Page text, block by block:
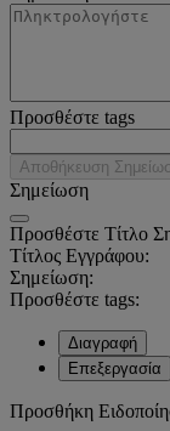
Προσθέστε tags
Αποθήκευση
Σημείωση
Προσθέστε Τίτλο
Τίτλος Εγγράφου:
Σημείωση:
Προσθέστε tags:
Διαγραφή
Επεξεργασία
Προσθήκη